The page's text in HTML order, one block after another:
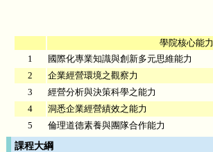
學院核心能力
1
國際化專業知識與創新多元思維能力
2
企業經營環境之觀察力
3
經營分析與決策科學之能力
4
洞悉企業經營績效之能力
5
倫理道德素養與團隊合作能力
課程大綱